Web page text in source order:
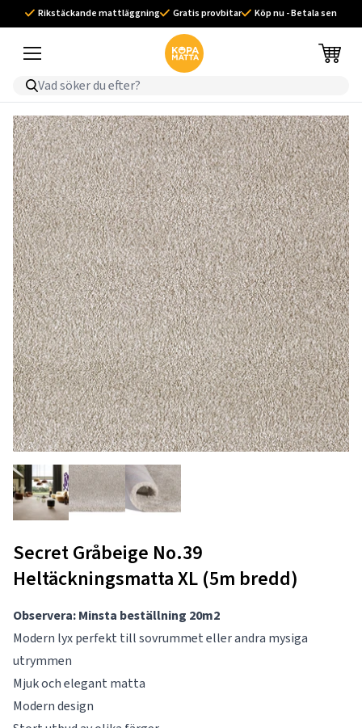
Rikstäckande mattläggning Gratis provbitar Köp nu - Betala sen
Secret Gråbeige No.39
Heltäckningsmatta XL (5m bredd)
Observera: Minsta beställning 20m2
Modern lyx perfekt till sovrummet eller andra mysiga
utrymmen
Mjuk och elegant matta
Modern design